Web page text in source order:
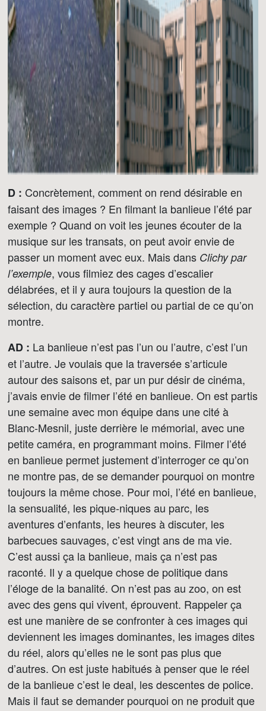
D : Concrètement, comment on rend désirable en
faisant des images ? En filmant la banlieue l’été par
exemple ? Quand on voit les jeunes écouter de la
musique sur les transats, on peut avoir envie de
passer un moment avec eux. Mais dans Clichy par
l’exemple, vous filmiez des cages d’escalier
délabrées, et il y aura toujours la question de la
sélection, du caractère partiel ou partial de ce qu’on
montre.
AD : La banlieue n’est pas l’un ou l’autre, c’est l’un
et l’autre. Je voulais que la traversée s’articule
autour des saisons et, par un pur désir de cinéma,
j’avais envie de filmer l’été en banlieue. On est partis
une semaine avec mon équipe dans une cité à
Blanc-Mesnil, juste derrière le mémorial, avec une
petite caméra, en programmant moins. Filmer l’été
en banlieue permet justement d’interroger ce qu’on
ne montre pas, de se demander pourquoi on montre
toujours la même chose. Pour moi, l’été en banlieue,
la sensualité, les pique-niques au parc, les
aventures d’enfants, les heures à discuter, les
barbecues sauvages, c’est vingt ans de ma vie.
C’est aussi ça la banlieue, mais ça n’est pas
raconté. Il y a quelque chose de politique dans
l’éloge de la banalité. On n’est pas au zoo, on est
avec des gens qui vivent, éprouvent. Rappeler ça
est une manière de se confronter à ces images qui
deviennent les images dominantes, les images dites
du réel, alors qu’elles ne le sont pas plus que
d’autres. On est juste habitués à penser que le réel
de la banlieue c’est le deal, les descentes de police.
Mais il faut se demander pourquoi on ne produit que